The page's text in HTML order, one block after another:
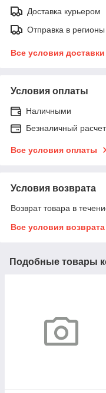
Доставка курьером
Отправка в регионы
Все условия доставки
Условия оплаты
Наличными
Безналичный расчет
Все условия оплаты
Условия возврата
Возврат товара в
Все условия возврата
Подобные товары